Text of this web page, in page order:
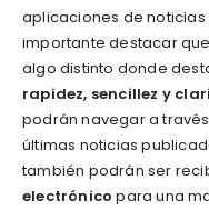
aplicaciones de
importante destacar
algo distinto donde
rapidez, sencillez y
podrán navegar a
últimas noticias
también podrán ser
electrónico para una